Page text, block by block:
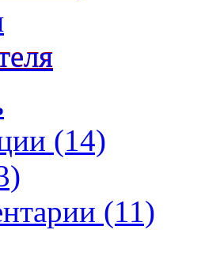
(14)
(11)